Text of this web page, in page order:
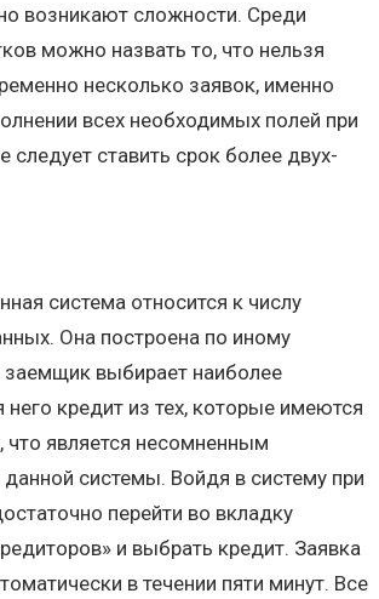
возникают сложности. Среди
можно назвать то, что нельзя
несколько заявок, именно
всех необходимых полей при
следует ставить срок более двух-
система относится к числу
Она построена по иному
заемщик выбирает наиболее
кредит из тех, которые имеются
что является несомненным
системы. Войдя в систему при
перейти во вкладку
и выбрать кредит. Заявка
в течении пяти минут. Все